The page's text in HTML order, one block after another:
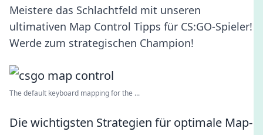
Meistere das Schlachtfeld mit unseren
ultimativen Map Control Tipps für CS:GO-Spieler!
Werde zum strategischen Champion!
The default keyboard mapping for the ...
Die wichtigsten Strategien für optimale Map-